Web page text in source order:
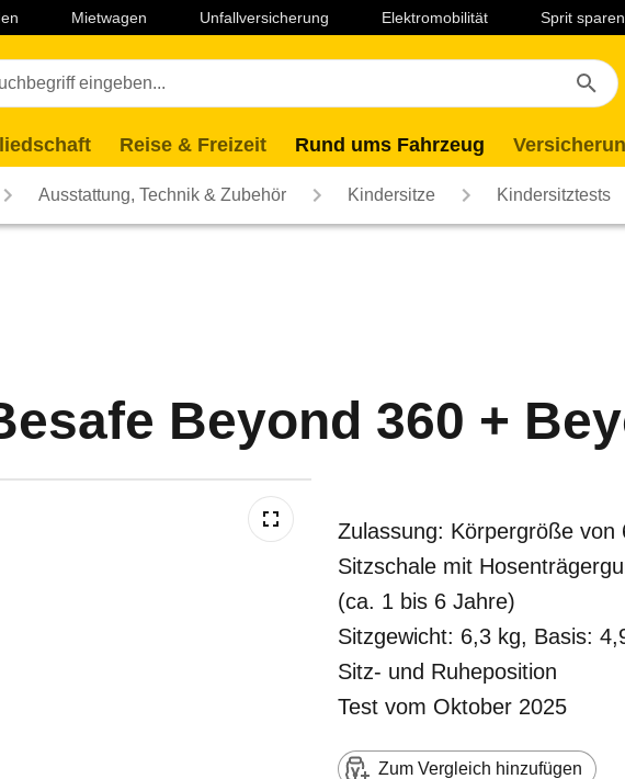
Mietwagen Unfallversicherung Elektromobilität Sprit
Reise & Freizeit Rund ums Fahrzeug
Ausstattung, Technik & Zubehör Kindersitze Kindersitztests
Beyond 360 +
Zulassung: Körpergröße
Sitzschale mit
(ca. 1 bis 6 Jahre)
Sitzgewicht: 6,3 kg, Basis:
Sitz- und Ruheposition
Test vom Oktober 2025
Zum Vergleich hinzufügen